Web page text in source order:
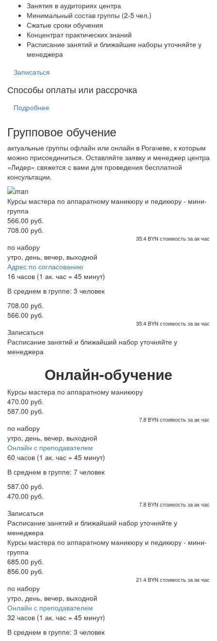
Занятия в аудиториях центра
Минимальный состав группы (2-5 чел.)
Сжатые сроки обучения
Концентрат практических знаний
Расписание занятий и ближайшие наборы уточняйте у
менеджера
Записаться
Способы оплаты или рассрочка
Подробнее
Групповое обучение
актуальные группы офлайн или онлайн в Рогачеве, к которым
можно присоединиться. Оставляйте заявку и менеджер центра
«Лидер» свяжется с вами для проведения бесплатной
консультации.
Курсы мастера по аппаратному маникюру и педикюру - мини-
группа
566.00 руб.
708.00 руб.
35.4 BYN стоимость за ак час
по набору
утро, день, вечер, выходной
Адрес по согласованию
16 часов (1 ак. час = 45 минут)
В среднем в группе: 3 человек
708.00 руб.
566.00 руб.
35.4 BYN стоимость за ак час
Записаться
Расписание занятий и ближайший набор уточняйте у
менеджера
Онлайн-обучение
Курсы мастера по аппаратному маникюру
470.00 руб.
587.00 руб.
7.8 BYN стоимость за ак час
по набору
утро, день, вечер, выходной
Онлайн с преподавателем
60 часов (1 ак. час = 45 минут)
В среднем в группе: 7 человек
587.00 руб.
470.00 руб.
7.8 BYN стоимость за ак час
Записаться
Расписание занятий и ближайший набор уточняйте у
менеджера
Курсы мастера по аппаратному маникюру и педикюру - мини-
группа
685.00 руб.
856.00 руб.
21.4 BYN стоимость за ак час
по набору
утро, день, вечер, выходной
Онлайн с преподавателем
32 часов (1 ак. час = 45 минут)
В среднем в группе: 3 человек